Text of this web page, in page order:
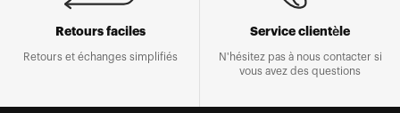
Retours faciles
Retours et échanges simplifiés
Service clientèle
N'hésitez pas à nous contacter si
vous avez des questions